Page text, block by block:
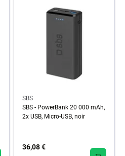
SBS
SBS - PowerBank 20 000 mAh,
2x USB, Micro-USB, noir
36,08 €